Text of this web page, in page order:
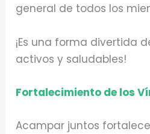
general de todos los
¡Es una forma divertida
activos y saludables!
Fortalecimiento de los
Acampar juntos